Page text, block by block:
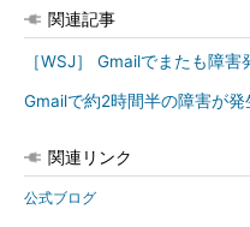
関連記事
［WSJ］ Gmailでまたも障害
Gmailで約2時間半の障害が発
関連リンク
公式ブログ